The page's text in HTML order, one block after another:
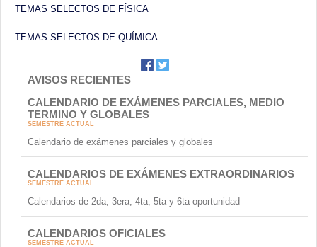
TEMAS SELECTOS DE FÍSICA
TEMAS SELECTOS DE QUÍMICA
AVISOS RECIENTES
CALENDARIO DE EXÁMENES PARCIALES, MEDIO
TERMINO Y GLOBALES
SEMESTRE ACTUAL
Calendario de exámenes parciales y globales
CALENDARIOS DE EXÁMENES EXTRAORDINARIOS
SEMESTRE ACTUAL
Calendarios de 2da, 3era, 4ta, 5ta y 6ta oportunidad
CALENDARIOS OFICIALES
SEMESTRE ACTUAL